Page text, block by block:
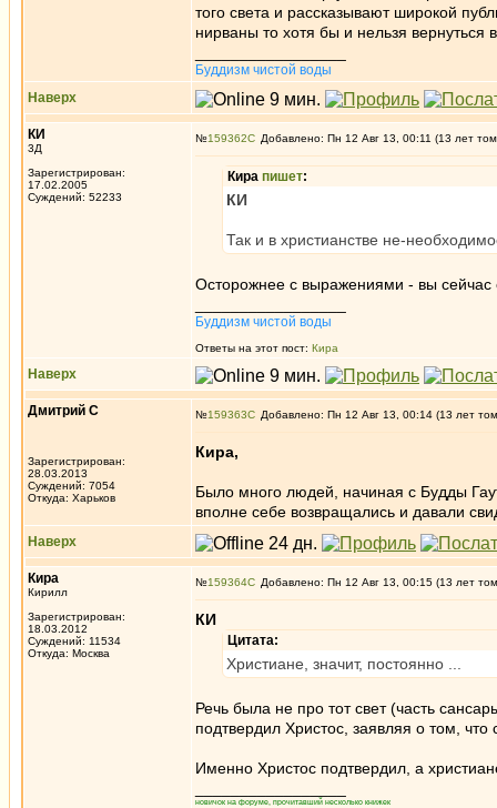
того света и рассказывают широкой
нирваны то хотя бы и нельзя вернуться
Буддизм чистой воды
Наверх
КИ
3Д
Зарегистрирован:
17.02.2005
Суждений: 52233
№159362 Добавлено: Пн 12 Авг 13, 00:11 (13 лет
Кира пишет:
КИ
Так и в христианстве не-
Осторожнее с выражениями - вы сейчас
Буддизм чистой воды
Ответы на этот пост: Кира
Наверх
Дмитрий С
Зарегистрирован:
28.03.2013
Суждений: 7054
Откуда: Харьков
№159363 Добавлено: Пн 12 Авг 13, 00:14 (13 лет
Кира,
Было много людей, начиная с Будды
вполне себе возвращались и давали
Наверх
Кира
Кирилл
Зарегистрирован:
18.03.2012
Суждений: 11534
Откуда: Москва
№159364 Добавлено: Пн 12 Авг 13, 00:15 (13 лет
КИ
Цитата:
Христиане, значит, постоянно ...
Речь была не про тот свет (часть
подтвердил Христос, заявляя о том,
Именно Христос подтвердил, а
новичок на форуме, прочитавший несколько книжек